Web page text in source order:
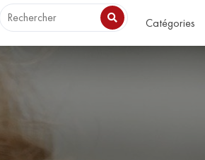
to be included. in /usr/share/nginx/
Catégories